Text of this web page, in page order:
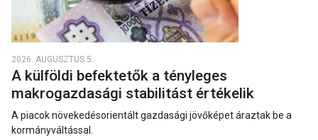
2026. AUGUSZTUS 5.
A külföldi befektetők a tényleges
makrogazdasági stabilitást értékelik
A piacok növekedésorientált gazdasági jövőképet áraztak be a
kormányváltással.